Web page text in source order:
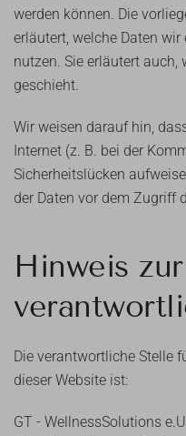
werden können. Die
erläutert, welche Daten
nutzen. Sie erläutert
geschieht.
Wir weisen darauf hin,
Internet (z. B. bei der
Sicherheitslücken
der Daten vor dem Zugriff
Hinweis zur
Die verantwortliche Stelle
dieser Website ist:
GT - WellnessSolutions